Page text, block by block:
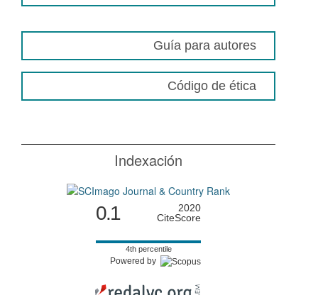
Guía para autores
Código de ética
Indexación
0.1
2020
CiteScore
4th percentile
Powered by